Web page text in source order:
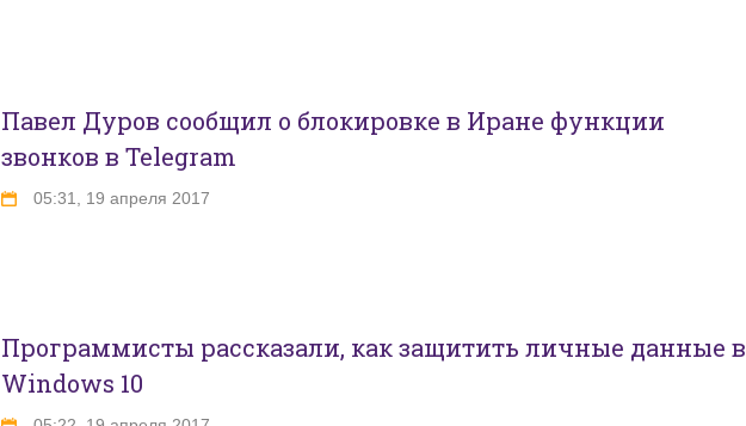
Павел Дуров сообщил о блокировке в Иране функции
звонков в Telegram
05:31, 19 апреля 2017
Программисты рассказали, как защитить личные данные в
Windows 10